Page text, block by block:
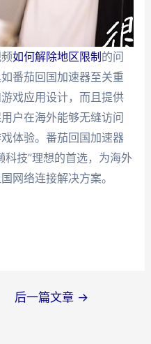
如何解除地区限制的问
番茄回国加速器至关重
戏应用设计，而且提供
户在海外能够无缝访问
体验。番茄回国加速器
科技”理想的首选，为海外
网络连接解决方案。
后一篇文章 →